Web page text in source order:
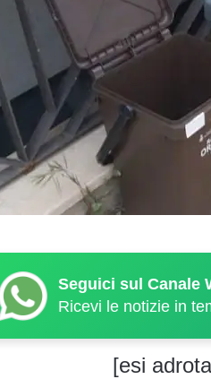
Seguici sul Canale
Ricevi le notizie in
[esi